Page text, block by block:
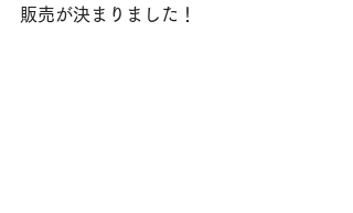
販売が決まりました！